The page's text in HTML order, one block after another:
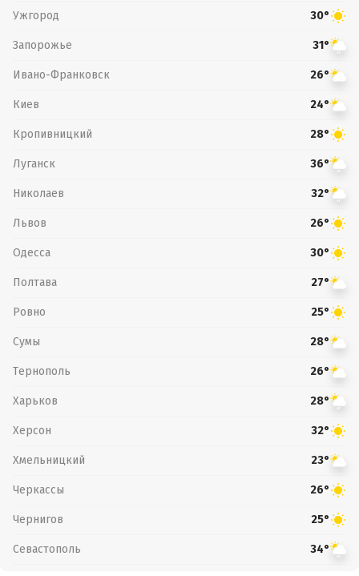
Ужгород 30°
Запорожье 31°
Ивано-Франковск 26°
Киев 24°
Кропивницкий 28°
Луганск 36°
Николаев 32°
Львов 26°
Одесса 30°
Полтава 27°
Ровно 25°
Сумы 28°
Тернополь 26°
Харьков 28°
Херсон 32°
Хмельницкий 23°
Черкассы 26°
Чернигов 25°
Севастополь 34°